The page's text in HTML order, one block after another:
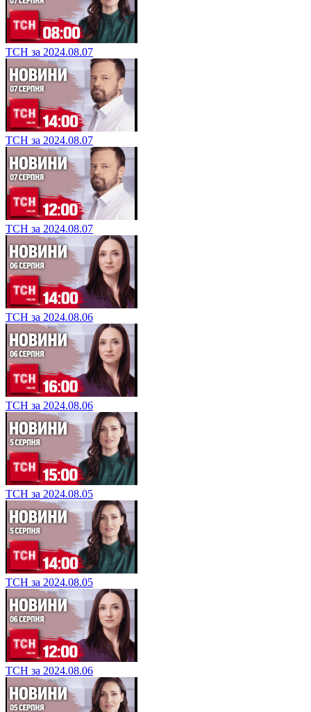
ТСН за 2024.08.07
ТСН за 2024.08.07
ТСН за 2024.08.07
ТСН за 2024.08.06
ТСН за 2024.08.06
ТСН за 2024.08.05
ТСН за 2024.08.05
ТСН за 2024.08.06